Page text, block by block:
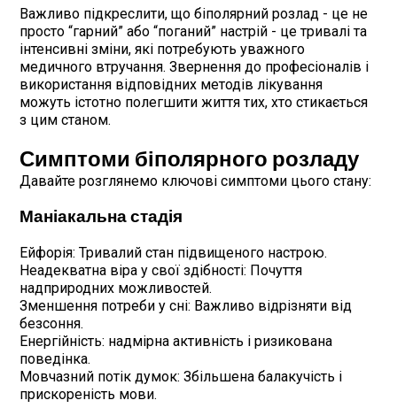
Важливо підкреслити, що біполярний розлад - це не
просто “гарний” або “поганий” настрій - це тривалі та
інтенсивні зміни, які потребують уважного
медичного втручання. Звернення до професіоналів і
використання відповідних методів лікування
можуть істотно полегшити життя тих, хто стикається
з цим станом.
Симптоми біполярного розладу
Давайте розглянемо ключові симптоми цього стану:
Маніакальна стадія
Ейфорія: Тривалий стан підвищеного настрою.
Неадекватна віра у свої здібності: Почуття
надприродних можливостей.
Зменшення потреби у сні: Важливо відрізняти від
безсоння.
Енергійність: надмірна активність і ризикована
поведінка.
Мовчазний потік думок: Збільшена балакучість і
прискореність мови.